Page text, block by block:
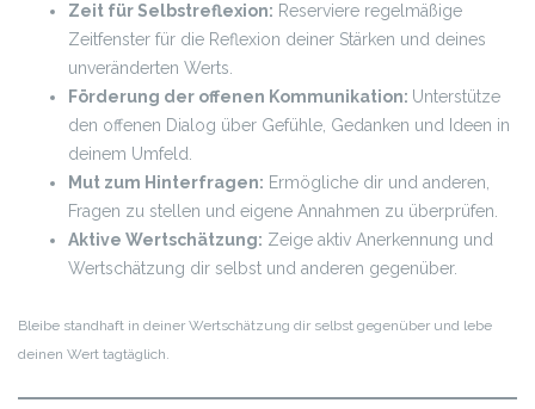
Zeit für Selbstreflexion: Reserviere regelmäßige
Zeitfenster für die Reflexion deiner Stärken und deines
unveränderten Werts.
Förderung der offenen Kommunikation: Unterstütze
den offenen Dialog über Gefühle, Gedanken und Ideen in
deinem Umfeld.
Mut zum Hinterfragen: Ermögliche dir und anderen,
Fragen zu stellen und eigene Annahmen zu überprüfen.
Aktive Wertschätzung: Zeige aktiv Anerkennung und
Wertschätzung dir selbst und anderen gegenüber.
Bleibe standhaft in deiner Wertschätzung dir selbst gegenüber und lebe
deinen Wert tagtäglich.